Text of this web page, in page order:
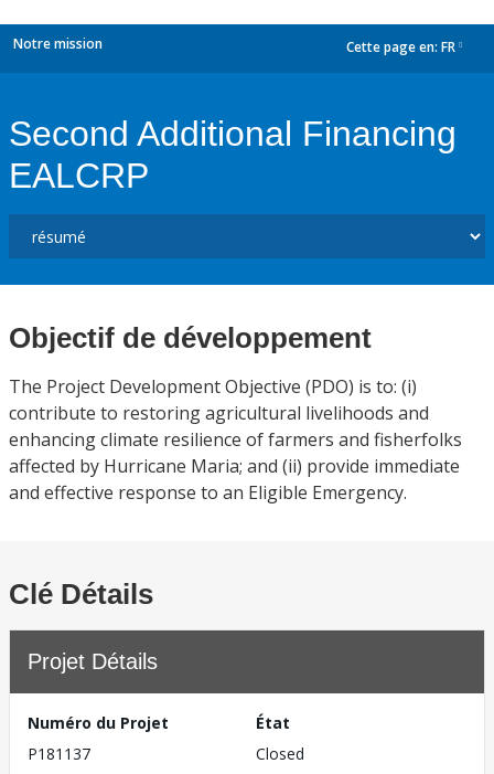
Notre mission Cette page en: FR
Second Additional Financing
EALCRP
Objectif de développement
The Project Development Objective (PDO) is to: (i)
contribute to restoring agricultural livelihoods and
enhancing climate resilience of farmers and fisherfolks
affected by Hurricane Maria; and (ii) provide immediate
and effective response to an Eligible Emergency.
Clé Détails
Projet Détails
Numéro du Projet
P181137
État
Closed